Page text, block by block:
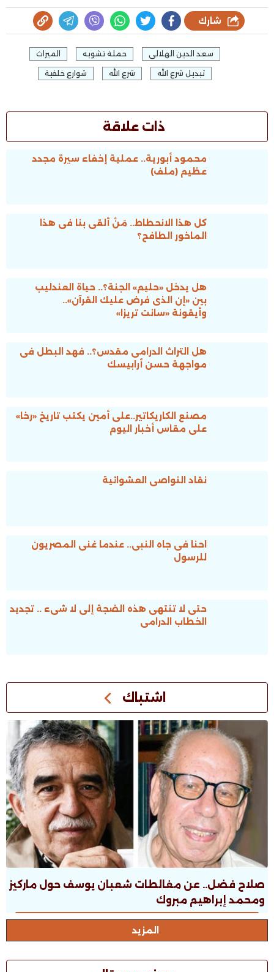
شارك
سعد الدين الهلالى حملة تشويه الميراث
تبديل شرع الله شرع الله شوارع خلفية
ذات علاقة
محمود أبورية.. عملية إخفاء سيرة مجدد
عظيم (ملف)
كل هذا الانحطاط.. مَنْ ألقى بنا فى هذا
الماخور الطافح؟
هل يدخل «حليم» الجنة؟.. حياة العندليب
بين «إن الذى فرض عليك القرآن»..
وأيقونة «سانت تريزا»
هل التراث الدرامى مقدس؟.. فهد البطل فى
مواجهة حسن أرابيسك
مصنع الكاريكاتير..على أمين يكتب تاريخ «رخا»
على مقاس أخبار اليوم
نقاد النواصى العشوائية
احنا فى جاه النبى.. عندما غنى المصريون
للرسول
حتى لا تنتهى هذه الضجة إلى لا شىء .. تجديد
الخطاب الدرامى
اشتباك
صلاح فضل.. عن مغالطات شعبان يوسف حول ماركيز
ومحمد إبراهيم مبروك
المزيد